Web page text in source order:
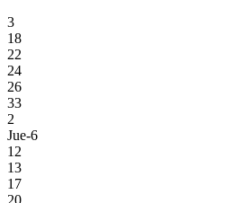
3
18
22
24
26
33
2
Jue-6
12
13
17
20